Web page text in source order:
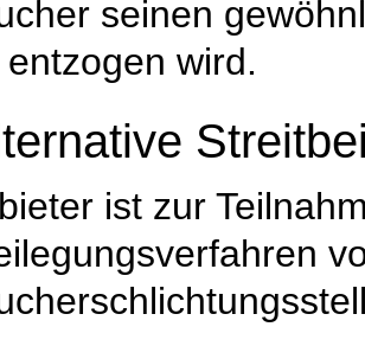
seinen
wird.
ist zur